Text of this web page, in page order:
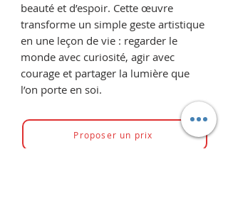
beauté et d’espoir. Cette œuvre
transforme un simple geste artistique
en une leçon de vie : regarder le
monde avec curiosité, agir avec
courage et partager la lumière que
l’on porte en soi.
Proposer un prix